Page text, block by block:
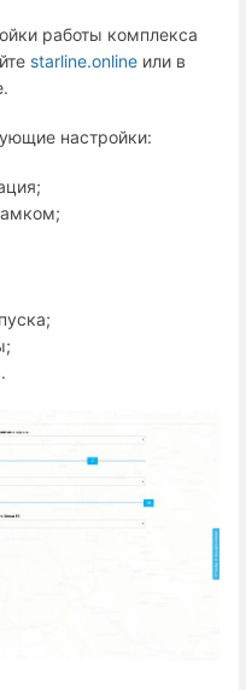
работы комплекса
starline.online или в
настройки: